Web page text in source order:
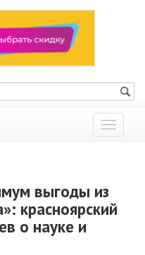
Показать
меню
выгоды из
красноярский
о науке и